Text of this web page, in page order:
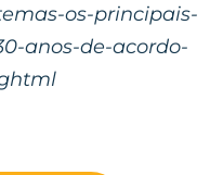
os-principais-
anos-de-acordo-